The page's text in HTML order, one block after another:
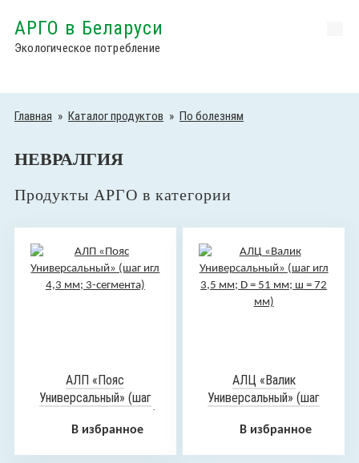
АРГО в Беларуси
Экологическое потребление
Главная » Каталог продуктов » По болезням
НЕВРАЛГИЯ
Продукты АРГО в категории
АЛП «Пояс
Универсальный» (шаг
игл 4,3 мм; 3-сегмента)
В избранное
АЛЦ «Валик
Универсальный» (шаг
= 72 мм)
В избранное